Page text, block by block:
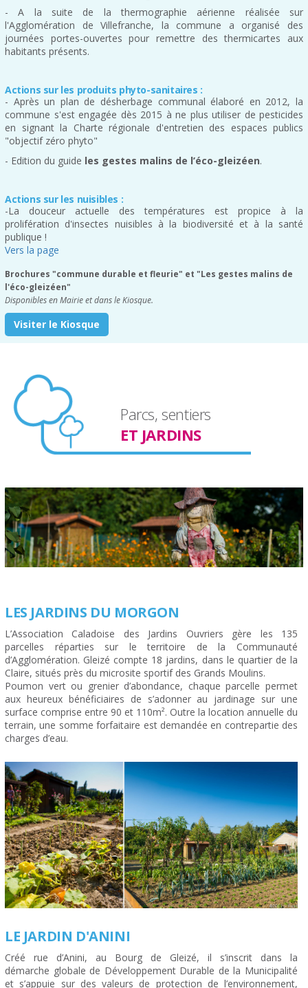
- A la suite de la thermographie aérienne réalisée sur
l'Agglomération de Villefranche, la commune a organisé des
journées portes-ouvertes pour remettre des thermicartes aux
habitants présents.
Actions sur les produits phyto-sanitaires :
- Après un plan de désherbage communal élaboré en 2012, la
commune s'est engagée dès 2015 à ne plus utiliser de pesticides
en signant la Charte régionale d'entretien des espaces publics
"objectif zéro phyto"
- Edition du guide les gestes malins de l’éco-gleizéen.
Actions sur les nuisibles :
-La douceur actuelle des températures est propice à la
prolifération d'insectes nuisibles à la biodiversité et à la santé
publique !
Vers la page
Brochures "commune durable et fleurie" et "Les gestes malins de
l'éco-gleizéen"
Disponibles en Mairie et dans le Kiosque.
Visiter le Kiosque
Parcs, sentiers
ET JARDINS
LES JARDINS DU MORGON
L’Association Caladoise des Jardins Ouvriers gère les 135
parcelles réparties sur le territoire de la Communauté
d’Agglomération. Gleizé compte 18 jardins, dans le quartier de la
Claire, situés près du microsite sportif des Grands Moulins.
Poumon vert ou grenier d’abondance, chaque parcelle permet
aux heureux bénéficiaires de s’adonner au jardinage sur une
surface comprise entre 90 et 110m². Outre la location annuelle du
terrain, une somme forfaitaire est demandée en contrepartie des
charges d’eau.
LE JARDIN D'ANINI
Créé rue d’Anini, au Bourg de Gleizé, il s’inscrit dans la
démarche globale de Développement Durable de la Municipalité
et s’appuie sur des valeurs de protection de l’environnement,